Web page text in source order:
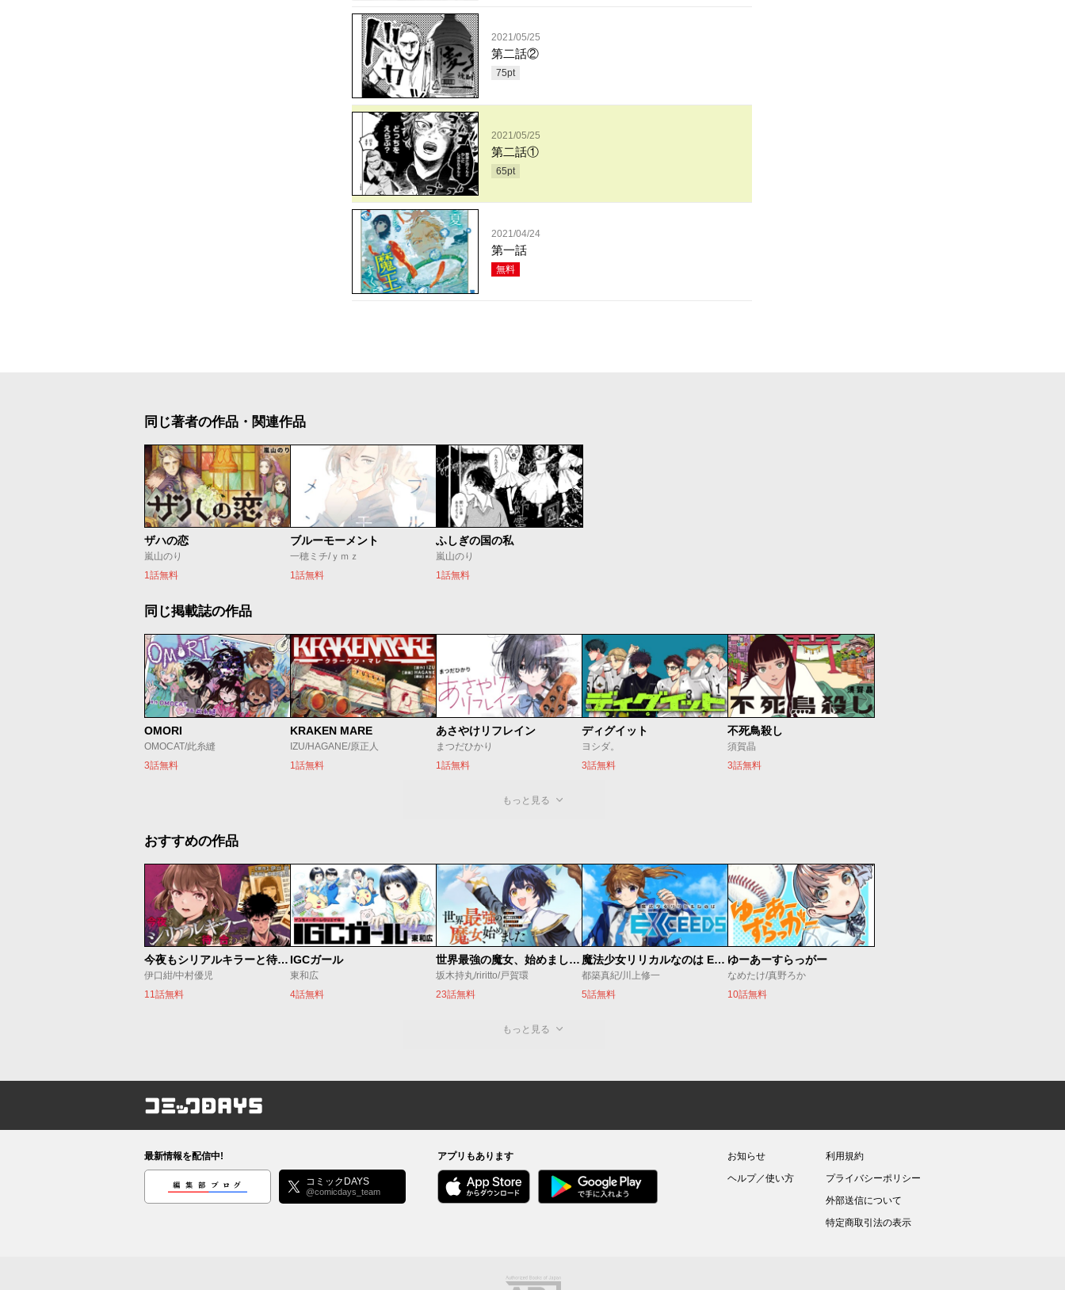
2021/05/25
第二話②
75pt
2021/05/25
第二話①
65pt
2021/04/24
第一話
無料
同じ著者の作品・関連作品
ザハの恋
嵐山のり
1話無料
ブルーモーメント
一穂ミチ/ｙｍｚ
1話無料
ふしぎの国の私
嵐山のり
1話無料
同じ掲載誌の作品
OMORI
OMOCAT/此糸縫
3話無料
KRAKEN MARE
IZU/HAGANE/原正人
1話無料
あさやけリフレイン
まつだひかり
1話無料
ディグイット
ヨシダ。
3話無料
不死鳥殺し
須賀晶
3話無料
もっと見る
おすすめの作品
今夜もシリアルキラーと待ち合わせ
伊口紺/中村優児
11話無料
IGCガール
東和広
4話無料
世界最強の魔女、始めました ～私だけ『攻略サイト』を見れる世界で自由に生きます～
坂木持丸/riritto/戸賀環
23話無料
魔法少女リリカルなのは EXCEEDS
都築真紀/川上修一
5話無料
ゆーあーすらっがー
なめたけ/真野ろか
10話無料
もっと見る
コミックDAYS
最新情報を配信中!
編集部ブログ コミックDAYS
@comicdays_team
アプリもあります
お知らせ
ヘルプ／使い方
利用規約
プライバシーポリシー
外部送信について
特定商取引法の表示